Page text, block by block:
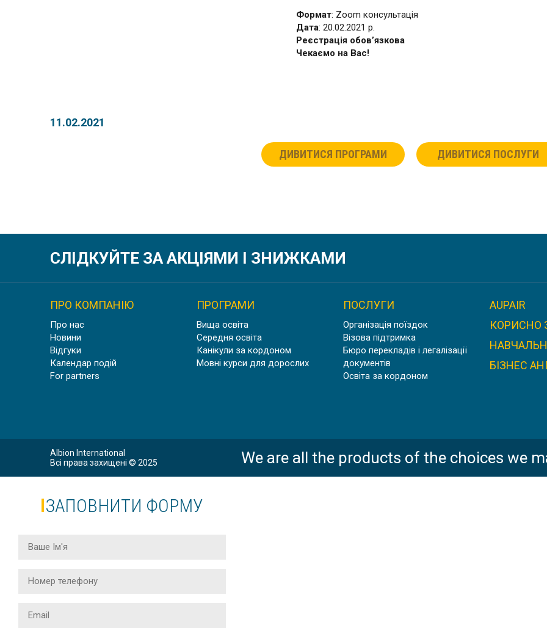
Формат: Zoom консультація
Дата: 20.02.2021 р.
Реєстрація обов’язкова
Чекаємо на Вас!
11.02.2021
ДИВИТИСЯ ПРОГРАМИ ДИВИТИСЯ ПОСЛУГИ
СЛІДКУЙТЕ ЗА АКЦІЯМИ І ЗНИЖКАМИ
ПРО КОМПАНІЮ
Про нас
Новини
Відгуки
Календар подій
For partners
ПРОГРАМИ
Вища освіта
Середня освіта
Канікули за кордоном
Мовні курси для дорослих
ПОСЛУГИ
Організація поїздок
Візова підтримка
Бюро перекладів і легалізації
документів
Освіта за кордоном
AUPAIR
КОРИСНО
БІЗНЕС
Albion International
Всі права захищені © 2025
We are all the products of the choices we
ЗАПОВНИТИ ФОРМУ